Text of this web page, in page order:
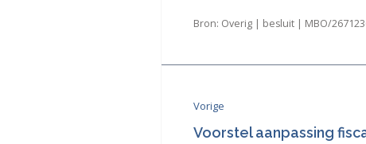
Bron: Overig | besluit | MBO/
Vorige
Voorstel aanpassing